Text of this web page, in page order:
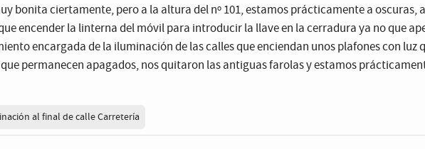
bonita ciertamente, pero a la altura del nº 101, estamos prácticamente a oscuras,
encender la linterna del móvil para introducir la llave en la cerradura ya no que
encargada de la iluminación de las calles que enciendan unos plafones con luz
permanecen apagados, nos quitaron las antiguas farolas y estamos
al final de calle Carretería